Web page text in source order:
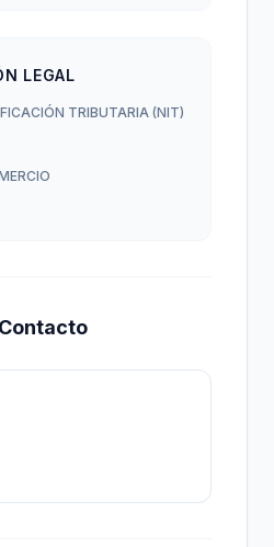
LEGAL
TRIBUTARIA (NIT)